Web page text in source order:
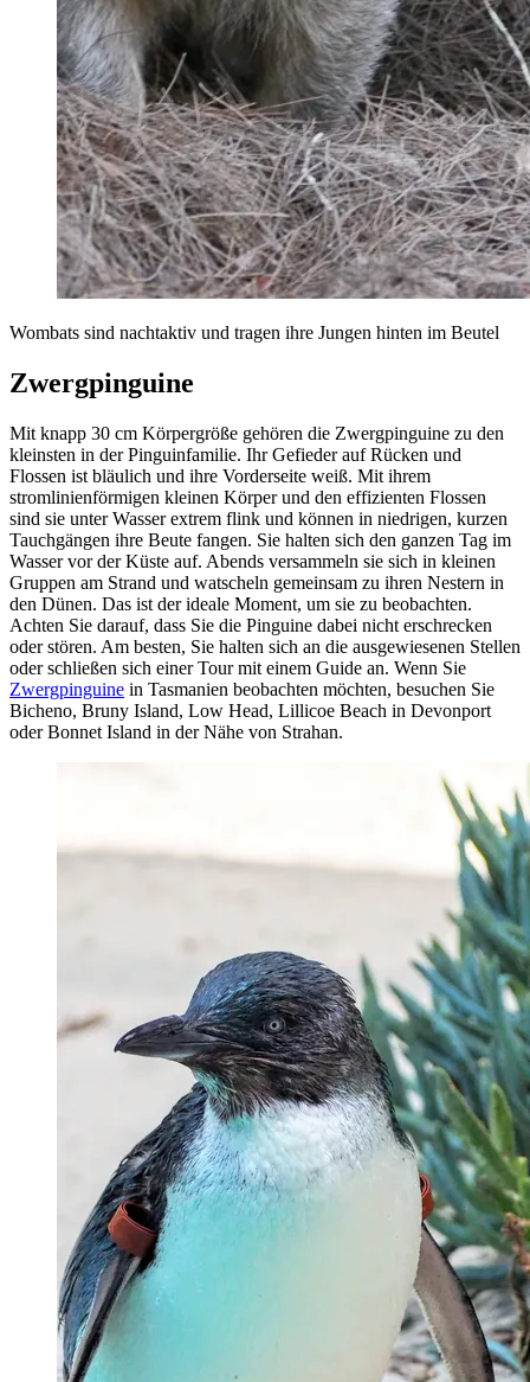
Wombats sind nachtaktiv und tragen ihre Jungen hinten im Beutel
Zwergpinguine
Mit knapp 30 cm Körpergröße gehören die Zwergpinguine zu den
kleinsten in der Pinguinfamilie. Ihr Gefieder auf Rücken und
Flossen ist bläulich und ihre Vorderseite weiß. Mit ihrem
stromlinienförmigen kleinen Körper und den effizienten Flossen
sind sie unter Wasser extrem flink und können in niedrigen, kurzen
Tauchgängen ihre Beute fangen. Sie halten sich den ganzen Tag im
Wasser vor der Küste auf. Abends versammeln sie sich in kleinen
Gruppen am Strand und watscheln gemeinsam zu ihren Nestern in
den Dünen. Das ist der ideale Moment, um sie zu beobachten.
Achten Sie darauf, dass Sie die Pinguine dabei nicht erschrecken
oder stören. Am besten, Sie halten sich an die ausgewiesenen Stellen
oder schließen sich einer Tour mit einem Guide an. Wenn Sie
Zwergpinguine in Tasmanien beobachten möchten, besuchen Sie
Bicheno, Bruny Island, Low Head, Lillicoe Beach in Devonport
oder Bonnet Island in der Nähe von Strahan.